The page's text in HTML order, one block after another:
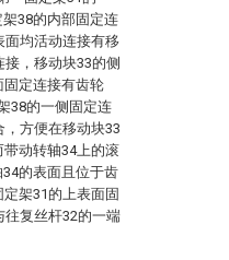
38的内部固定连
面均活动连接有移
，移动块33的侧
定连接有齿轮
38的一侧固定连
方便在移动块33
动转轴34上的滚
的表面且位于齿
架31的上表面固
往复丝杆32的一端